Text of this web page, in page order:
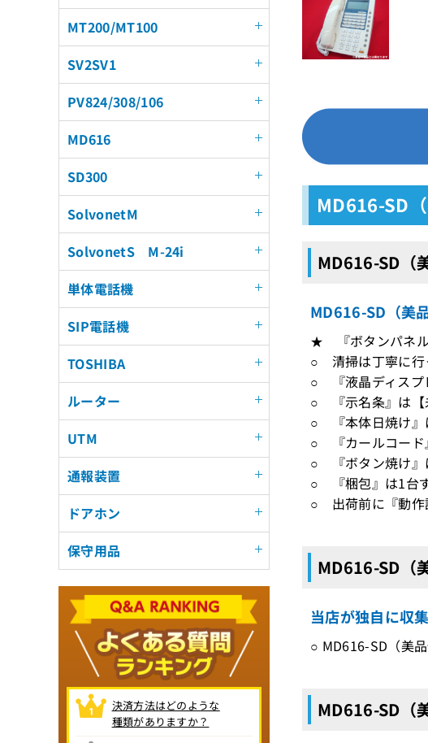
MD616-SD
MD616-SD（
MD616-SD（美
★ 『ボタンパネル
○ 清掃は丁寧に行
○ 『液晶ディスプ
○ 『示名条』は【
○ 『本体日焼け』
○ 『カールコード
○ 『ボタン焼け』
○ 『梱包』は1台
○ 出荷前に『動作
MD616-SD（
当店が独自に収
○ MD616-SD（美
MD616-SD（
MT200/MT100
SV2SV1
PV824/308/106
MD616
SD300
SolvonetM
SolvonetS M-24i
単体電話機
SIP電話機
TOSHIBA
ルーター
UTM
通報装置
ドアホン
保守用品
決済方法はどのような
種類がありますか？